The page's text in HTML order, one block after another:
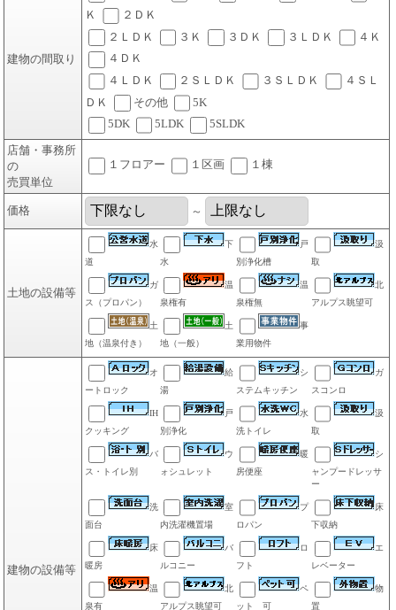
建物の間取り
Ｋ
２ＤＫ
２ＬＤＫ
３Ｋ ３ＤＫ ３ＬＤＫ
４Ｋ
４ＤＫ
４ＬＤＫ
２ＳＬＤＫ ３ＳＬＤＫ
４ＳＬ
ＤＫ
その他
5K
5DK
5LDK
5SLDK
店舗・事務所
の
売買単位
１フロアー １区画 １棟
価格 ～
土地の設備等
水
道
下
水
戸
別浄化槽
汲
取
ガ
ス（プロパン）
温
泉権有
温
泉権無
北
アルプス眺望可
土
地（温泉付き）
土
地（一般）
事
業用物件
建物の設備等
オ
ートロック
給
湯
シ
ステムキッチン
ガ
スコンロ
IH
クッキング
戸
別浄化
水
洗トイレ
汲
取
バ
ス・トイレ別
ウ
ォシュレット
暖
房便座
シ
ャンプードレッサ
ー
洗
面台
室
内洗濯機置場
プ
ロパン
床
下収納
床
暖房
バ
ルコニー
ロ
フト
エ
レベーター
温
泉有
北
アルプス眺望可
ペ
ット 可
物
置